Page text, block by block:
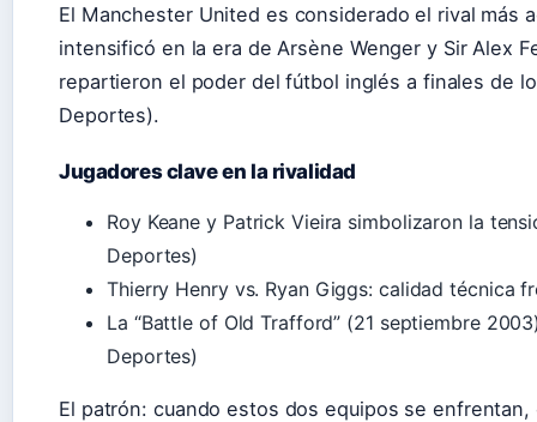
El Manchester United es considerado el rival más
intensificó en la era de Arsène Wenger y Sir Alex
repartieron el poder del fútbol inglés a finales de
Deportes).
Jugadores clave en la rivalidad
Roy Keane y Patrick Vieira simbolizaron la
Deportes)
Thierry Henry vs. Ryan Giggs: calidad técnica
La “Battle of Old Trafford” (21 septiembre
Deportes)
El patrón: cuando estos dos equipos se